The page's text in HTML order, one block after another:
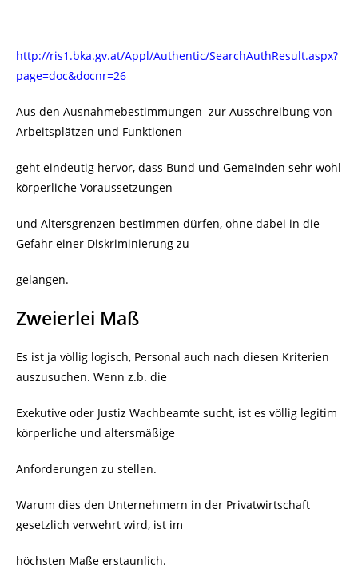
http://ris1.bka.gv.at/Appl/Authentic/SearchAuthResult.aspx?
page=doc&docnr=26
Aus den Ausnahmebestimmungen zur Ausschreibung von
Arbeitsplätzen und Funktionen
geht eindeutig hervor, dass Bund und Gemeinden sehr wohl
körperliche Voraussetzungen
und Altersgrenzen bestimmen dürfen, ohne dabei in die
Gefahr einer Diskriminierung zu
gelangen.
Zweierlei Maß
Es ist ja völlig logisch, Personal auch nach diesen Kriterien
auszusuchen. Wenn z.b. die
Exekutive oder Justiz Wachbeamte sucht, ist es völlig legitim
körperliche und altersmäßige
Anforderungen zu stellen.
Warum dies den Unternehmern in der Privatwirtschaft
gesetzlich verwehrt wird, ist im
höchsten Maße erstaunlich.